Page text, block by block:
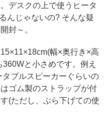
デスクの上で使うヒータ
んじゃないの? そんな疑
封～。
幅×奥行き×高
と小さめです。例え
ブルスピーカーぐらいの
ゴム製のストラップが付
(ただし、ぶら下げての使